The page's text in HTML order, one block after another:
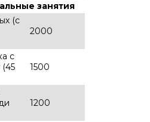
занятия
(с
2000
с
(45
1500
1200